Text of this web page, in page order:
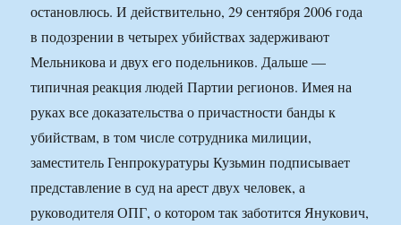
остановлюсь. И действительно, 29 сентября 2006 года
в подозрении в четырех убийствах задерживают
Мельникова и двух его подельников. Дальше —
типичная реакция людей Партии регионов. Имея на
руках все доказательства о причастности банды к
убийствам, в том числе сотрудника милиции,
заместитель Генпрокуратуры Кузьмин подписывает
представление в суд на арест двух человек, а
руководителя ОПГ, о котором так заботится Янукович,